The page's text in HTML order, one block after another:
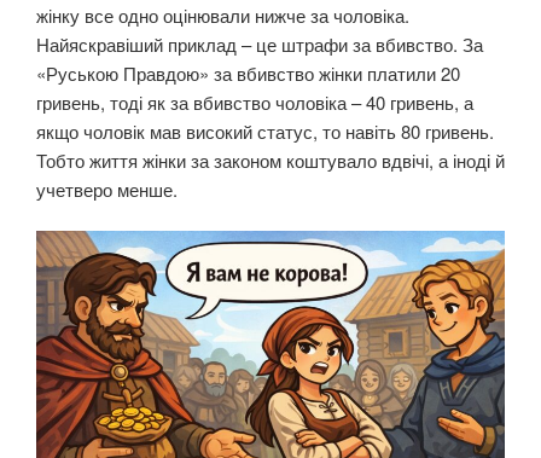
жінку все одно оцінювали нижче за чоловіка.
Найяскравіший приклад – це штрафи за вбивство. За
«Руською Правдою» за вбивство жінки платили 20
гривень, тоді як за вбивство чоловіка – 40 гривень, а
якщо чоловік мав високий статус, то навіть 80 гривень.
Тобто життя жінки за законом коштувало вдвічі, а іноді й
учетверо менше.